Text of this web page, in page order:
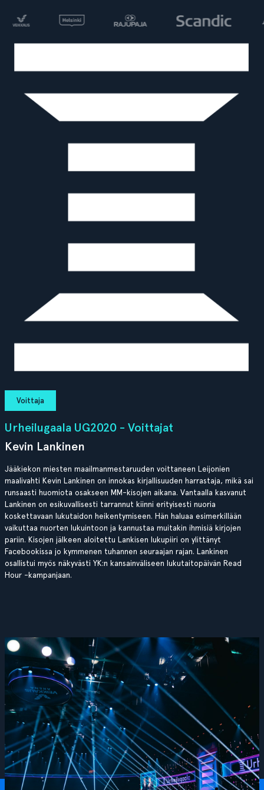
Voittaja
Urheilugaala UG2020 - Voittajat
Kevin Lankinen
Jääkiekon miesten maailmanmestaruuden voittaneen Leijonien
maalivahti Kevin Lankinen on innokas kirjallisuuden harrastaja, mikä sai
runsaasti huomiota osakseen MM-kisojen aikana. Vantaalla kasvanut
Lankinen on esikuvallisesti tarrannut kiinni erityisesti nuoria
koskettavaan lukutaidon heikentymiseen. Hän haluaa esimerkillään
vaikuttaa nuorten lukuintoon ja kannustaa muitakin ihmisiä kirjojen
pariin. Kisojen jälkeen aloitettu Lankisen lukupiiri on ylittänyt
Facebookissa jo kymmenen tuhannen seuraajan rajan. Lankinen
osallistui myös näkyvästi YK:n kansainväliseen lukutaitopäivän Read
Hour -kampanjaan.